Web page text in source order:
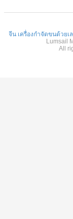
จีน เครื่องกำจัดขนด้วยเ
Lumsail
All